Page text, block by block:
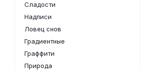
Сладости
Надписи
Ловец снов
Градиентные
Граффити
Природа